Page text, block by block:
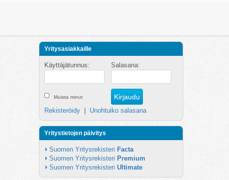
Yritysasiakkaille
Käyttäjätunnus: Salasana:
Muista minut
Rekisteröidy Unohtuiko salasana
Yritystietojen päivitys
Suomen Yritysrekisteri Facta
Suomen Yritysrekisteri Premium
Suomen Yritysrekisteri Ultimate